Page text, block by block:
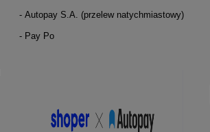
159,20 zł
- Autopay S.A. (przelew natychmiastowy)
- Pay Po